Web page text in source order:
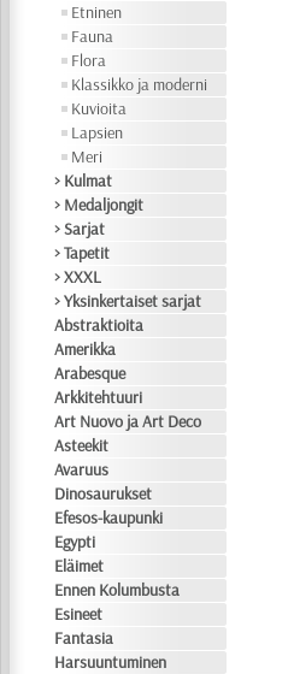
Etninen
Fauna
Flora
Klassikko ja moderni
Kuvioita
Lapsien
Meri
> Kulmat
> Medaljongit
> Sarjat
> Tapetit
> XXXL
> Yksinkertaiset sarjat
Abstraktioita
Amerikka
Arabesque
Arkkitehtuuri
Art Nuovo ja Art Deco
Asteekit
Avaruus
Dinosaurukset
Efesos-kaupunki
Egypti
Eläimet
Ennen Kolumbusta
Esineet
Fantasia
Harsuuntuminen